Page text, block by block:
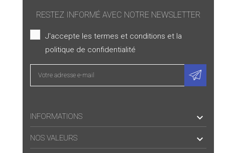
RESTEZ INFORMÉ AVEC NOTRE NEWSLETTER
J'accepte les termes et conditions et la
politique de confidentialité
INFORMATIONS 
NOS VALEURS 